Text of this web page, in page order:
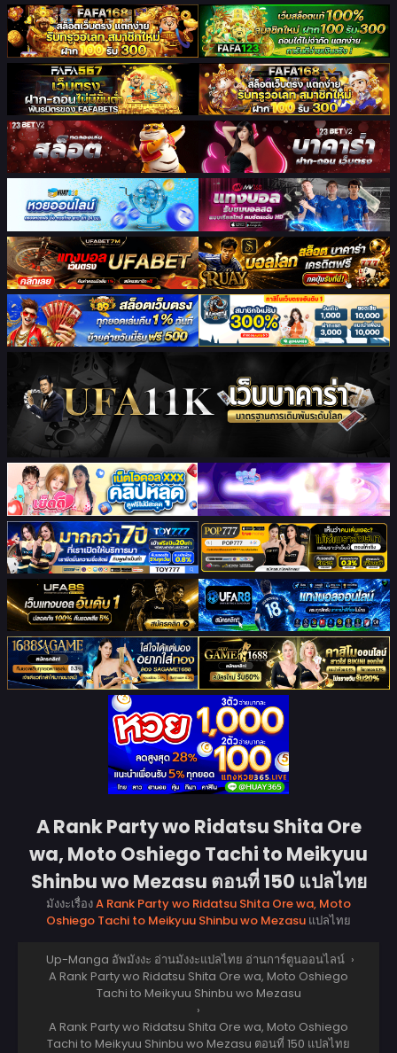
A Rank Party wo Ridatsu Shita Ore
wa, Moto Oshiego Tachi to Meikyuu
Shinbu wo Mezasu ตอนที่ 150 แปลไทย
มังงะเรื่องA Rank Party wo Ridatsu Shita Ore wa, Moto
Oshiego Tachi to Meikyuu Shinbu wo Mezasu แปลไทย
Up-Manga อัพมังงะ อ่านมังงะแปลไทย อ่านการ์ตูนออนไลน์ ›
A Rank Party wo Ridatsu Shita Ore wa, Moto Oshiego
Tachi to Meikyuu Shinbu wo Mezasu
›
A Rank Party wo Ridatsu Shita Ore wa, Moto Oshiego
Tachi to Meikyuu Shinbu wo Mezasu ตอนที่ 150 แปลไทย